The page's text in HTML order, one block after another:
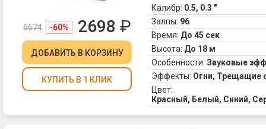
6674 -60% 2698 ₽
ДОБАВИТЬ В КОРЗИНУ
КУПИТЬ В 1 КЛИК
Калибр: 0.5, 0.3 "
Залпы: 96
Время: До 45 сек
Высота: До 18 м
Особенности: Звуковые
Эффекты: Огни, Трещащие
Цвет:
Красный, Белый, Синий,